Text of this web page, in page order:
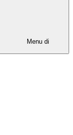
Menu di